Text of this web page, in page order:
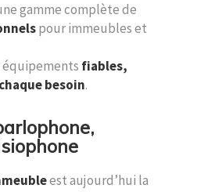
gamme complète de
pour immeubles et
équipements fiables,
besoin.
est aujourd’hui la